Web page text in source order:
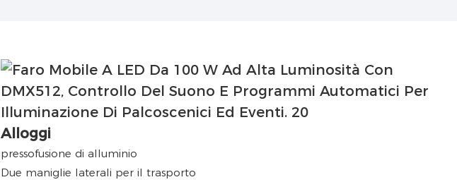
Alloggi
pressofusione di alluminio
Due maniglie laterali per il trasporto